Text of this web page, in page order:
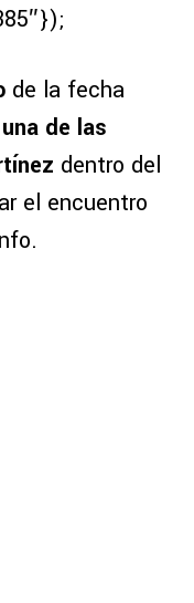
de la fecha
de las
dentro del
el encuentro